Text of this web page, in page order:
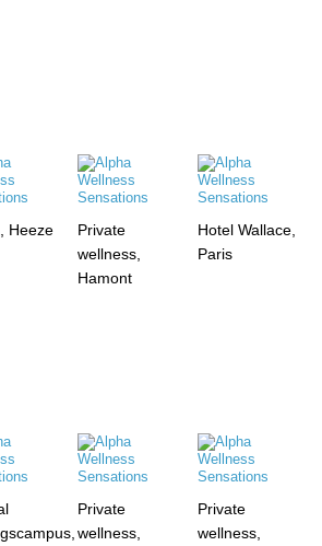
Heeze
Private
wellness,
Hamont
Hotel Wallace,
Paris
Private
wellness,
Private
wellness,